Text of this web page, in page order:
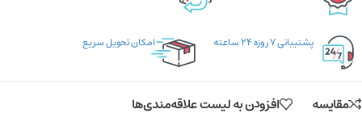
پشتیبانی ۷ روزه ۲۴ ساعته امکان تحویل سریع
مقایسه افزودن به لیست علاقه‌مندی‌ها